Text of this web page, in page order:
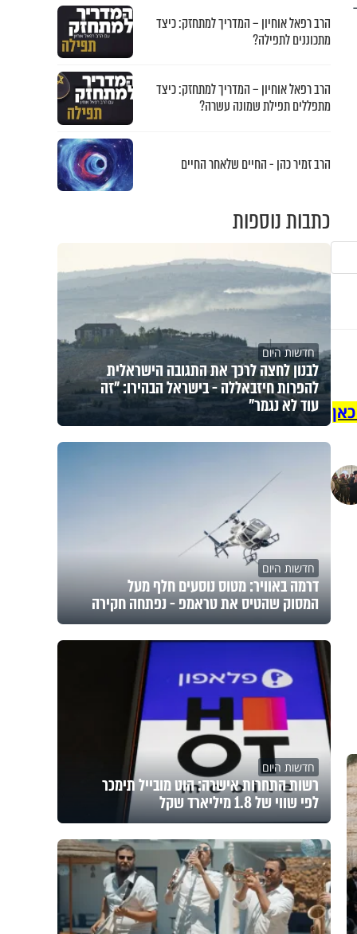
הרב רפאל אוחיון – המדריך למתחזק: כיצד
מתכוננים לתפילה?
הרב רפאל אוחיון – המדריך למתחזק: כיצד
מתפללים תפילת שמונה עשרה?
הרב זמיר כהן - החיים שלאחר החיים
כתבות נוספות
חדשות היום
לבנון לחצה לרכך את התגובה הישראלית
להפרות חיזבאללה - בישראל הבהירו: "זה
עוד לא נגמר"
חדשות היום
דרמה באוויר: מטוס נוסעים חלף מעל
המסוק שהטיס את טראמפ - נפתחה חקירה
חדשות היום
רשות התחרות אישרה: הוט מובייל תימכר
לפי שווי של 1.8 מיליארד שקל